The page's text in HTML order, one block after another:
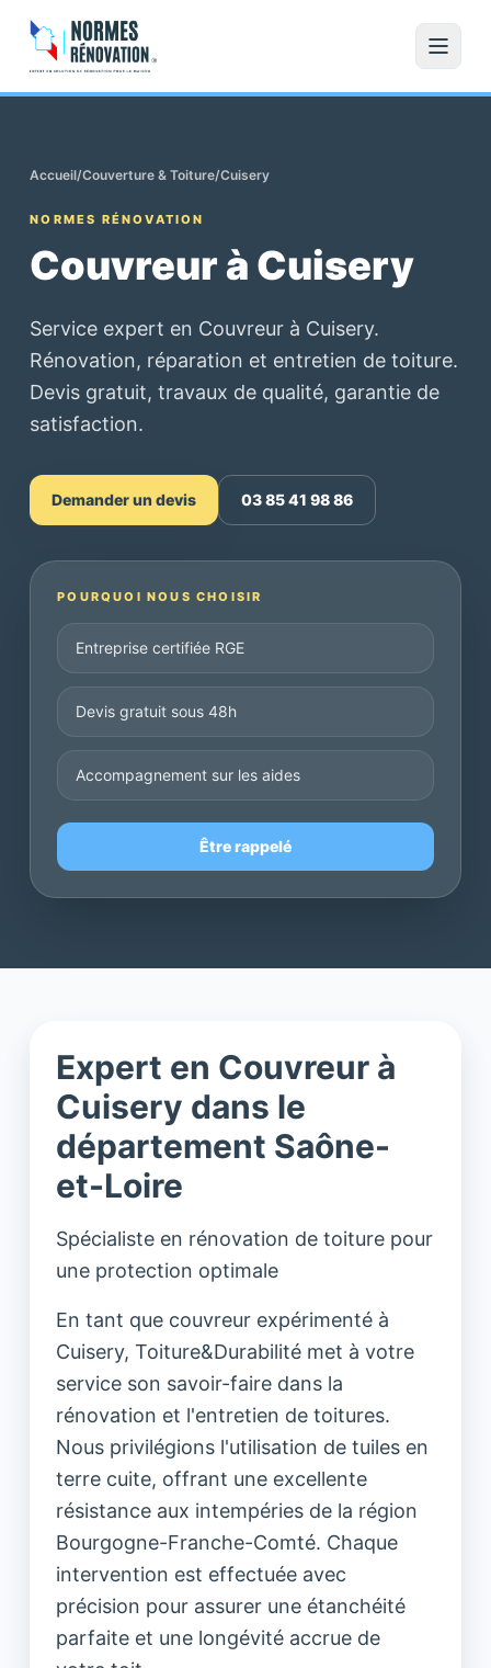
Accueil/Couverture & Toiture/Cuisery
NORMES RÉNOVATION
Couvreur à Cuisery
Service expert en Couvreur à Cuisery.
Rénovation, réparation et entretien de toiture.
Devis gratuit, travaux de qualité, garantie de
satisfaction.
Demander un devis 03 85 41 98 86
POURQUOI NOUS CHOISIR
Entreprise certifiée RGE
Devis gratuit sous 48h
Accompagnement sur les aides
Être rappelé
Expert en Couvreur à
Cuisery dans le
département Saône-
et-Loire
Spécialiste en rénovation de toiture pour
une protection optimale
En tant que couvreur expérimenté à
Cuisery, Toiture&Durabilité met à votre
service son savoir-faire dans la
rénovation et l'entretien de toitures.
Nous privilégions l'utilisation de tuiles en
terre cuite, offrant une excellente
résistance aux intempéries de la région
Bourgogne-Franche-Comté. Chaque
intervention est effectuée avec
précision pour assurer une étanchéité
parfaite et une longévité accrue de